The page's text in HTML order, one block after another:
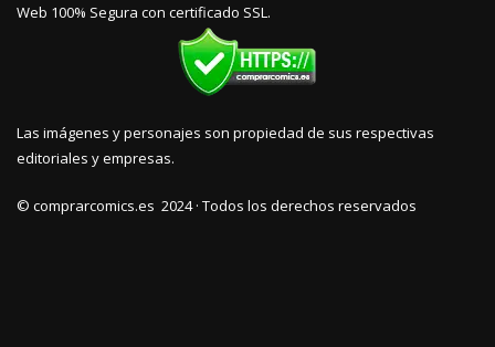
Web 100% Segura con certificado SSL.
Las imágenes y personajes son propiedad de sus respectivas
editoriales y empresas.
© comprarcomics.es 2024 · Todos los derechos reservados